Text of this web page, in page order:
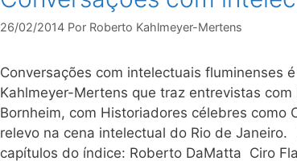
26/02/2014 Por Roberto Kahlmeyer-Mertens
Conversações com intelectuais fluminenses
Kahlmeyer-Mertens que traz entrevistas
Bornheim, com Historiadores célebres como
relevo na cena intelectual do Rio de
capítulos do índice: Roberto DaMatta Ciro